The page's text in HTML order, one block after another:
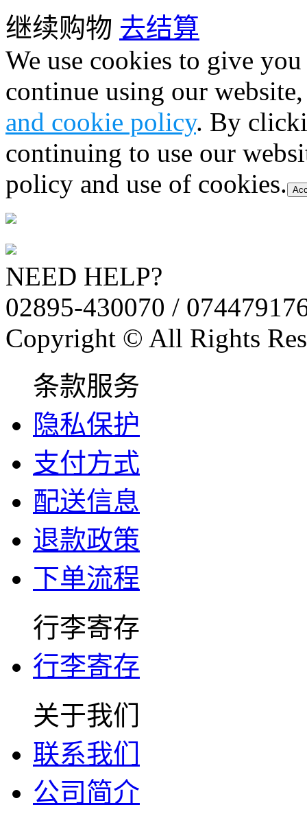
继续购物 去结算
We use cookies to give
continue using our
and cookie policy. By
continuing to use our
policy and use of cookies.
NEED HELP?
02895-430070 /
Copyright © All Rights
条款服务
隐私保护
支付方式
配送信息
退款政策
下单流程
行李寄存
行李寄存
关于我们
联系我们
公司简介